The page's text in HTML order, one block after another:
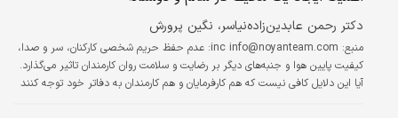
دکتر رحمن عابدین‌زاده‌نیاسر، نگین پرورش
منبع: inc info@noyanteam.com:
عدم حفظ حریم شخصی کارکنان، سر و صدا،
کیفیت پایین هوا و جنبه‌های دیگر بر رضایت و سلامت روان کارمندان تاثیر می‌گذارد.
آیا این دلایل کافی نیست که هم کارفرمایان و هم کارمندان به دفاتر خود توجه کنند